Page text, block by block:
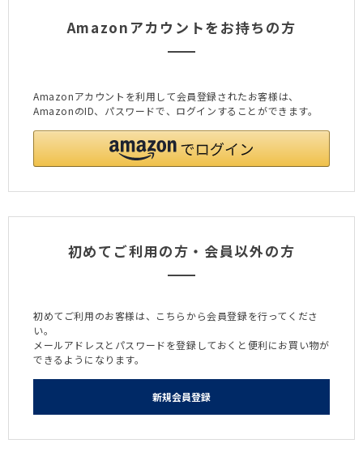
Amazonアカウントをお持ちの方
Amazonアカウントを利用して会員登録されたお客様は、
AmazonのID、パスワードで、ログインすることができます。
初めてご利用の方・会員以外の方
初めてご利用のお客様は、こちらから会員登録を行ってくださ
い。
メールアドレスとパスワードを登録しておくと便利にお買い物が
できるようになります。